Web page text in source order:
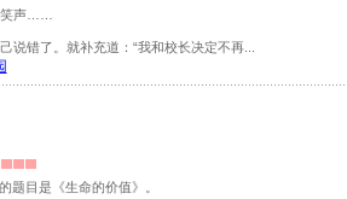
声……
了。就补充道：“我和校长决定不再...
题目是《生命的价值》。